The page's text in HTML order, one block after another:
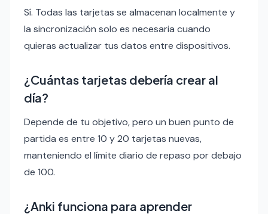
Sí. Todas las tarjetas se almacenan localmente y
la sincronización solo es necesaria cuando
quieras actualizar tus datos entre dispositivos.
¿Cuántas tarjetas debería crear al
día?
Depende de tu objetivo, pero un buen punto de
partida es entre 10 y 20 tarjetas nuevas,
manteniendo el límite diario de repaso por debajo
de 100.
¿Anki funciona para aprender